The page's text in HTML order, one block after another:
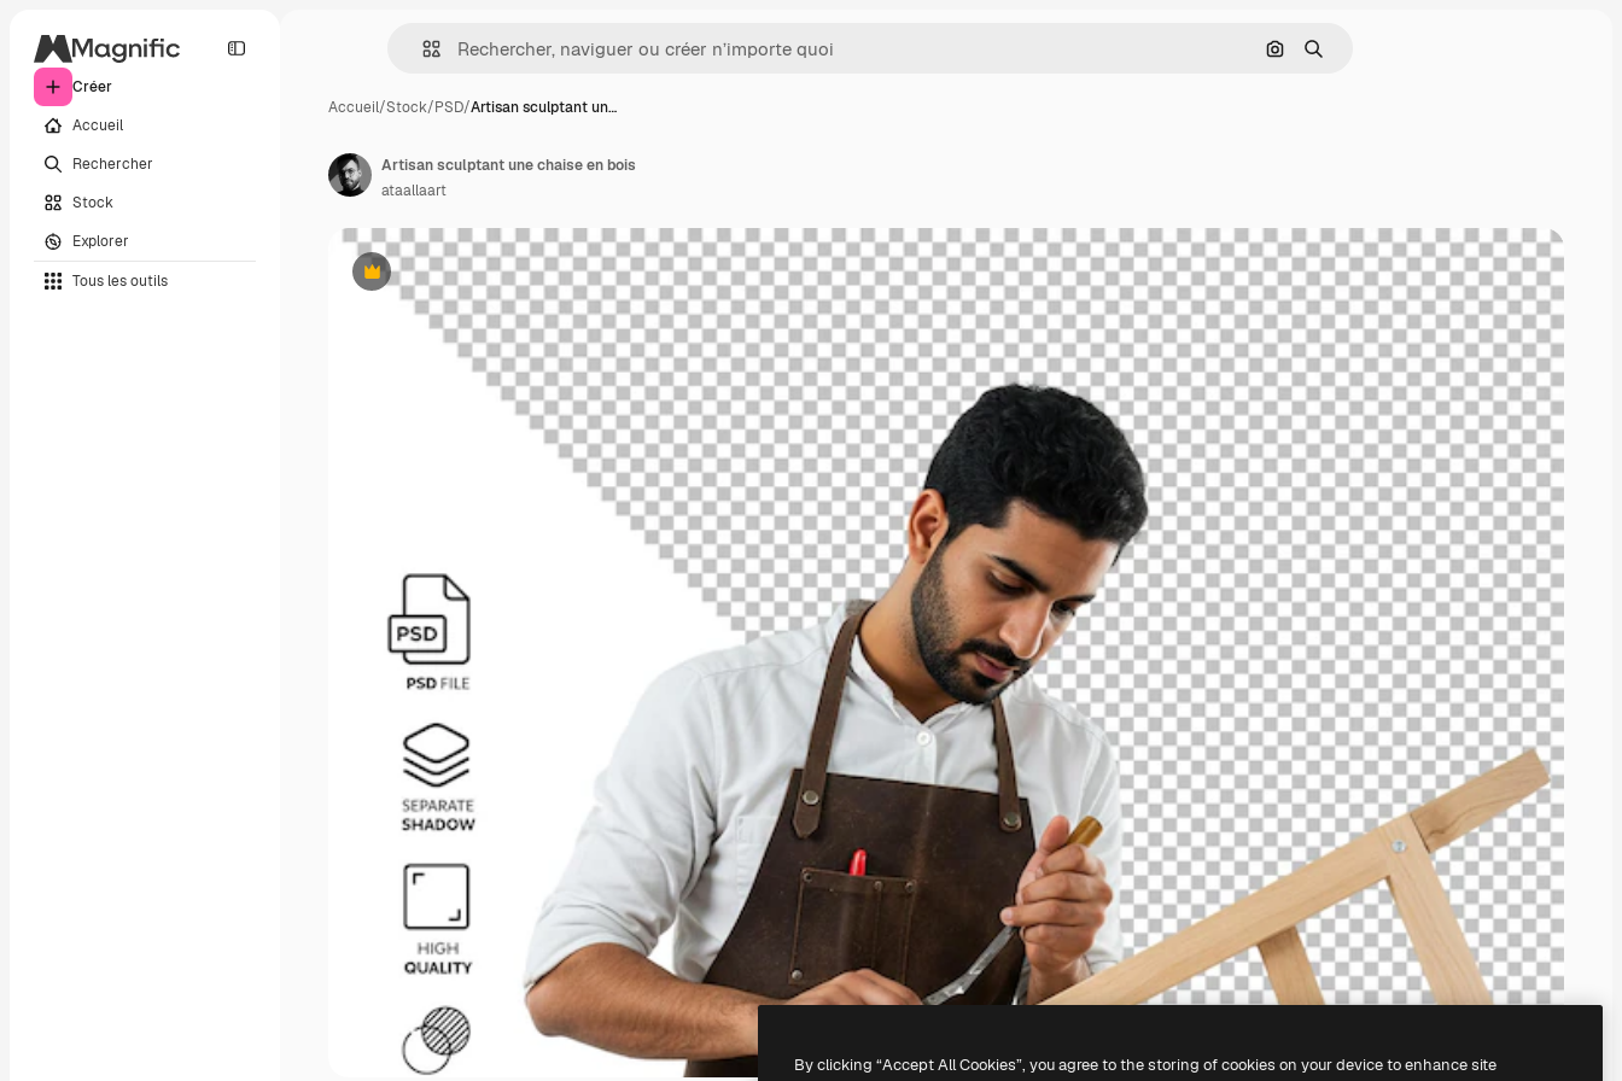
Créer
Accueil
Rechercher
Stock
Explorer
Tous les outils
Rechercher par image
Rechercher
Accueil/Stock/PSD/Artisan sculptant un…
Premium
Artisan sculptant une chaise en bois
ataallaart
By clicking “Accept All Cookies”, you agree to the storing of cookies on your device to enhance site